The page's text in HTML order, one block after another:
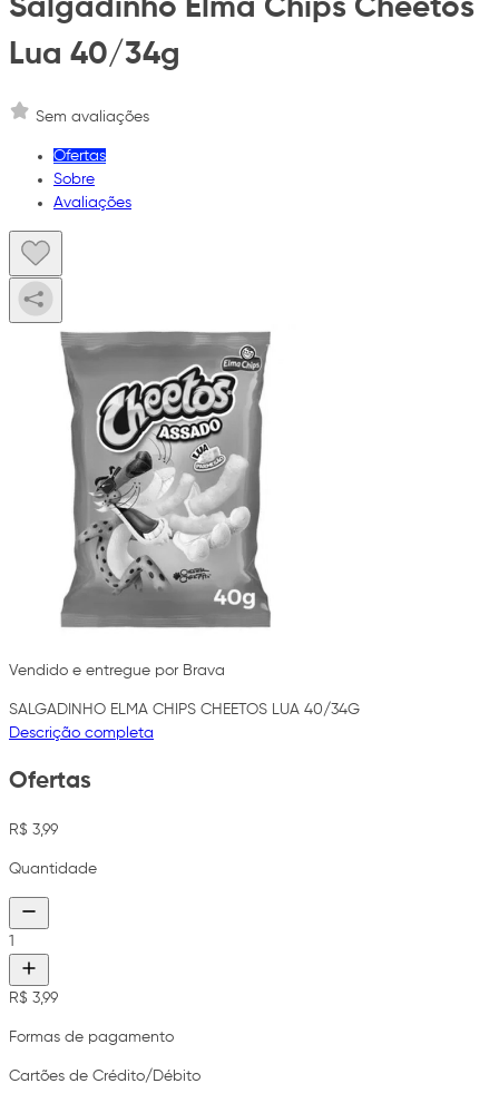
Salgadinho Elma Chips Cheetos
Lua 40/34g
Sem avaliações
Ofertas
Sobre
Avaliações
Vendido e entregue por Brava
SALGADINHO ELMA CHIPS CHEETOS LUA 40/34G
Descrição completa
Ofertas
R$ 3,99
Quantidade
1
R$ 3,99
Formas de pagamento
Cartões de Crédito/Débito